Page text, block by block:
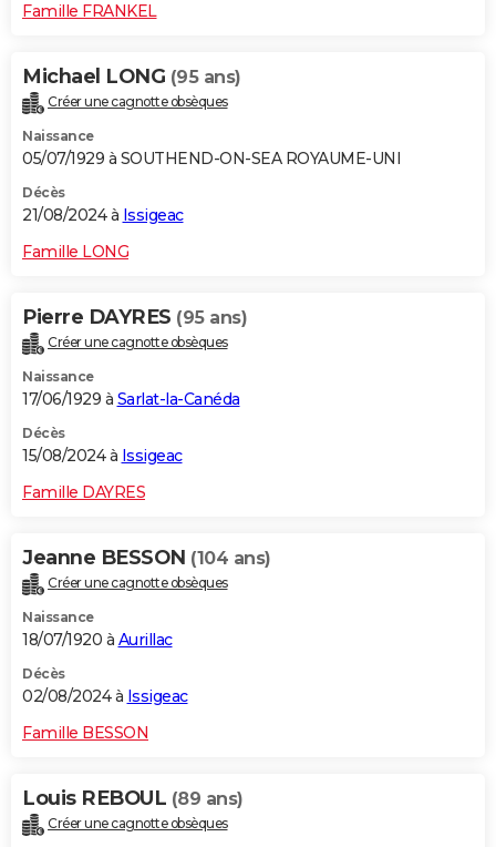
Famille FRANKEL
Michael LONG (95 ans)
Créer une cagnotte obsèques
Naissance
05/07/1929 à SOUTHEND-ON-SEA ROYAUME-UNI
Décès
21/08/2024 à Issigeac
Famille LONG
Pierre DAYRES (95 ans)
Créer une cagnotte obsèques
Naissance
17/06/1929 à Sarlat-la-Canéda
Décès
15/08/2024 à Issigeac
Famille DAYRES
Jeanne BESSON (104 ans)
Créer une cagnotte obsèques
Naissance
18/07/1920 à Aurillac
Décès
02/08/2024 à Issigeac
Famille BESSON
Louis REBOUL (89 ans)
Créer une cagnotte obsèques